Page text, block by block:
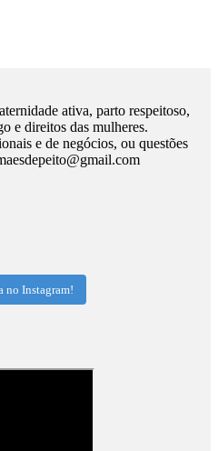
ativa, parto respeitoso,
e direitos das mulheres.
e de negócios, ou questões
no Instagram!